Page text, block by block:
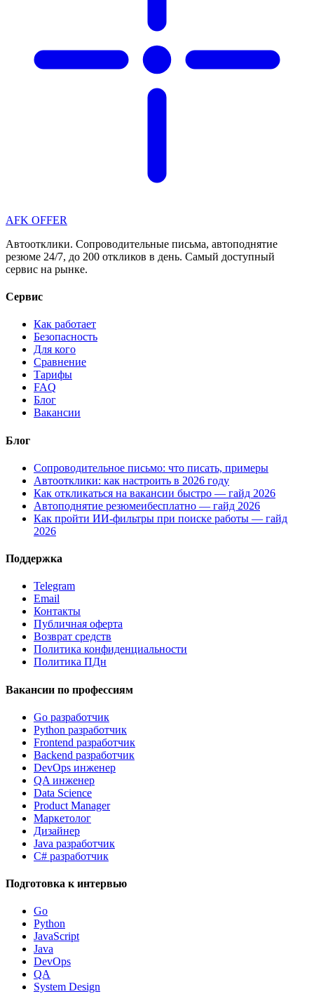
AFK OFFER
Автоотклики. Сопроводительные письма, автоподнятие
резюме 24/7, до 200 откликов в день. Самый доступный
сервис на рынке.
Сервис
Как работает
Безопасность
Для кого
Сравнение
Тарифы
FAQ
Блог
Вакансии
Блог
Сопроводительное письмо: что писать, примеры
Автоотклики: как настроить в 2026 году
Как откликаться на вакансии быстро — гайд 2026
Автоподнятие резюмеибесплатно — гайд 2026
Как пройти ИИ-фильтры при поиске работы — гайд
2026
Поддержка
Telegram
Email
Контакты
Публичная оферта
Возврат средств
Политика конфиденциальности
Политика ПДн
Вакансии по профессиям
Go разработчик
Python разработчик
Frontend разработчик
Backend разработчик
DevOps инженер
QA инженер
Data Science
Product Manager
Маркетолог
Дизайнер
Java разработчик
C# разработчик
Подготовка к интервью
Go
Python
JavaScript
Java
DevOps
QA
System Design